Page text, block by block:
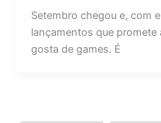
Setembro chegou e, com
lançamentos que promete
gosta de games. É